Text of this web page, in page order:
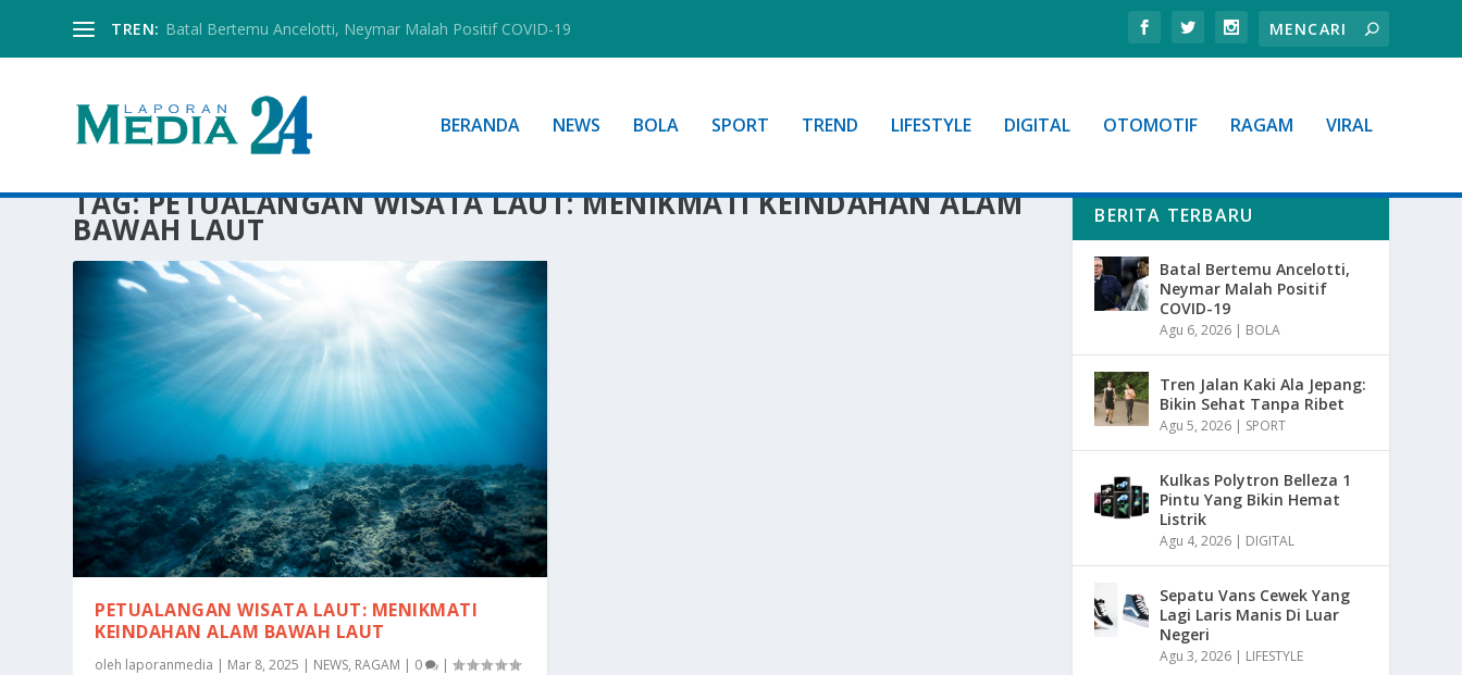
TREN: Batal Bertemu Ancelotti, Neymar Malah Positif COVID-19
BERANDA NEWS BOLA SPORT TREND LIFESTYLE DIGITAL OTOMOTIF RAGAM VIRAL
TAG:PETUALANGAN WISATA LAUT: MENIKMATI KEINDAHAN ALAM
BAWAH LAUT
PETUALANGAN WISATA LAUT: MENIKMATI
KEINDAHAN ALAM BAWAH LAUT
oleh laporanmedia | Mar 8, 2025 | NEWS, RAGAM | 0 |
BERITA TERBARU
Batal Bertemu Ancelotti,
Neymar Malah Positif
COVID-19
Agu 6, 2026 | BOLA
Tren Jalan Kaki Ala Jepang:
Bikin Sehat Tanpa Ribet
Agu 5, 2026 | SPORT
Kulkas Polytron Belleza 1
Pintu Yang Bikin Hemat
Listrik
Agu 4, 2026 | DIGITAL
Sepatu Vans Cewek Yang
Lagi Laris Manis Di Luar
Negeri
Agu 3, 2026 | LIFESTYLE